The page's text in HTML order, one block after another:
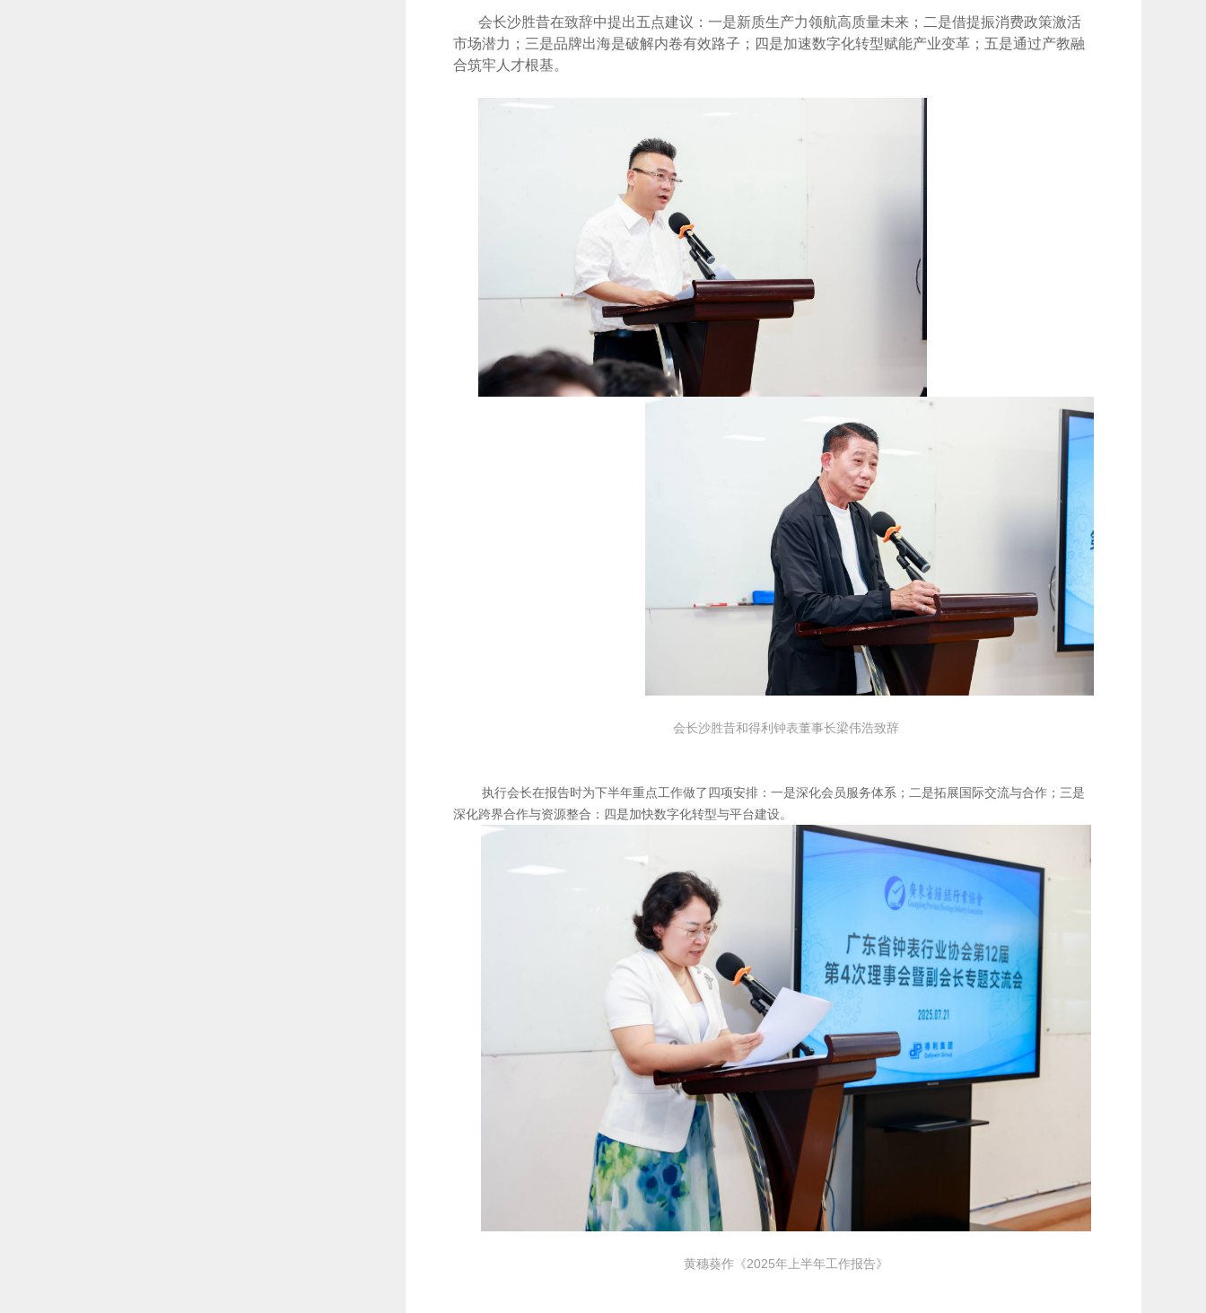
会长沙胜昔在致辞中提出五点建议：一是新质生产力领航高质量未来；二是借提振消费政策激活
市场潜力；三是品牌出海是破解内卷有效路子；四是加速数字化转型赋能产业变革；五是通过产教融
合筑牢人才根基。
会长沙胜昔和得利钟表董事长梁伟浩致辞
执行会长在报告时为下半年重点工作做了四项安排：一是深化会员服务体系；二是拓展国际交流与合作；三是
深化跨界合作与资源整合：四是加快数字化转型与平台建设。
黄穗葵作 《2025年上半年工作报告》